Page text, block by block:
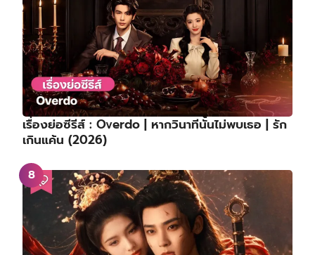
เรื่องย่อซีรีส์ : Overdo | หากวินาทีนั้นไม่พบเธอ | รัก
เกินแค้น (2026)